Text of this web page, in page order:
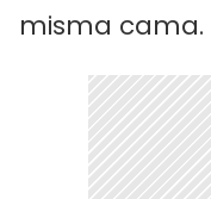
misma cama.